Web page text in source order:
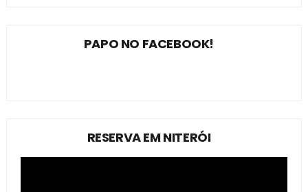
PAPO NO FACEBOOK!
RESERVA EM NITERÓI